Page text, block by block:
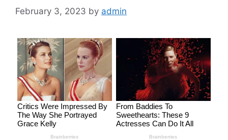
February 3, 2023 by admin